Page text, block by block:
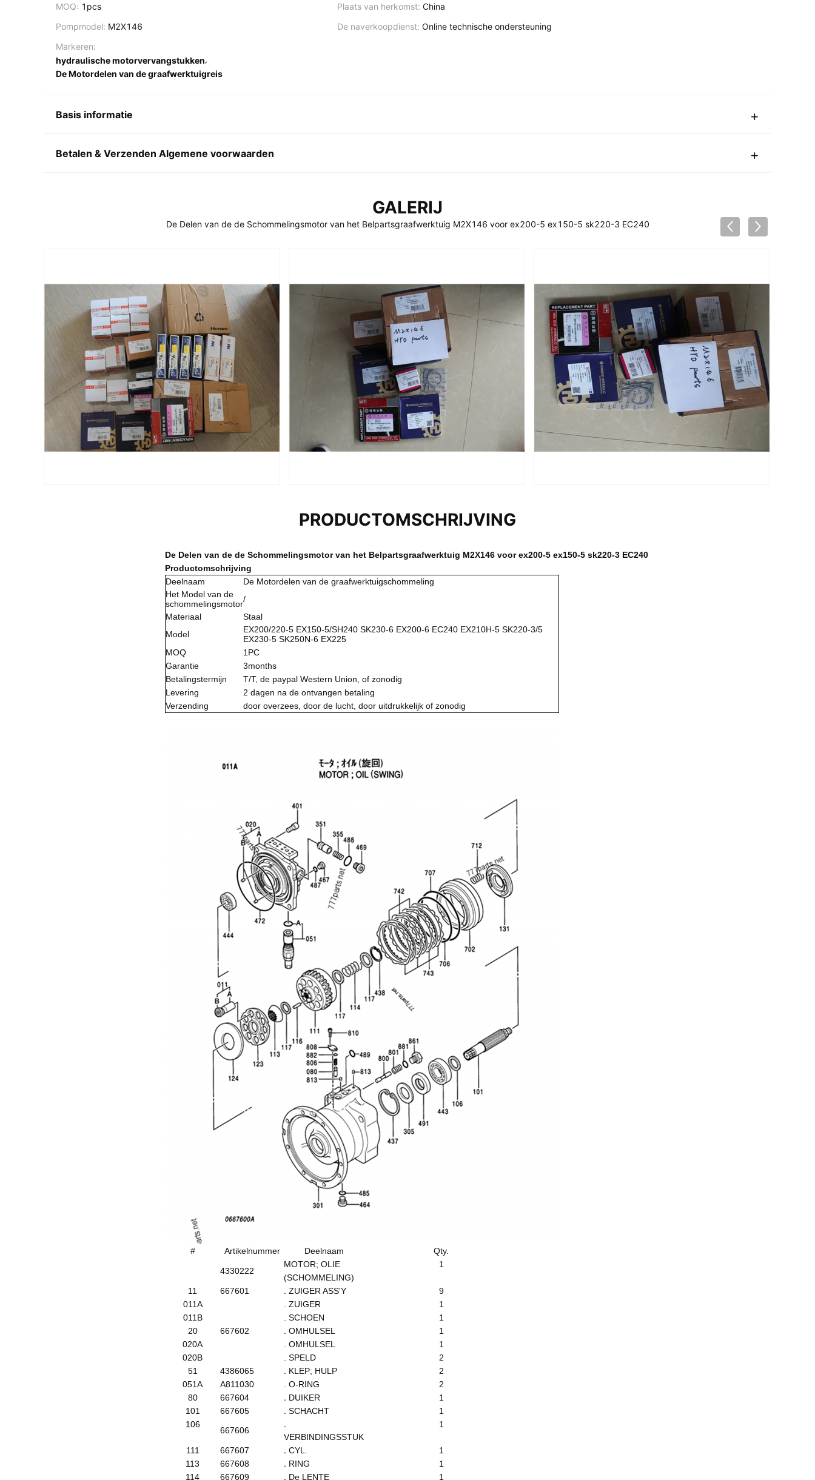
MOQ: 1pcs Plaats van herkomst: China
Pompmodel: M2X146 De naverkoopdienst: Online technische ondersteuning
Markeren:
hydraulische motorvervangstukken,
De Motordelen van de graafwerktuigreis
Basis informatie
Betalen & Verzenden Algemene voorwaarden
GALERIJ
De Delen van de de Schommelingsmotor van het Belpartsgraafwerktuig M2X146 voor ex200-5 ex150-5 sk220-3 EC240
PRODUCTOMSCHRIJVING
De Delen van de de Schommelingsmotor van het Belpartsgraafwerktuig M2X146 voor ex200-5 ex150-5 sk220-3 EC240
Productomschrijving
Deelnaam
De Motordelen van de graafwerktuigschommeling
Het Model van de
schommelingsmotor/
Materiaal
Staal
Model
EX200/220-5 EX150-5/SH240 SK230-6 EX200-6 EC240 EX210H-5 SK220-3/5
EX230-5 SK250N-6 EX225
MOQ
1PC
Garantie
3months
Betalingstermijn
T/T, de paypal Western Union, of zonodig
Levering
2 dagen na de ontvangen betaling
Verzending
door overzees, door de lucht, door uitdrukkelijk of zonodig
# Artikelnummer Deelnaam Qty.
4330222
MOTOR; OLIE
(SCHOMMELING)
1
11 667601 . ZUIGER ASS'Y
9
011A
. ZUIGER
1
011B
. SCHOEN
1
20
667602 . OMHULSEL
1
020A
. OMHULSEL
1
020B
. SPELD
2
51
4386065 . KLEP; HULP
2
051A
A811030 . O-RING
2
80
667604 . DUIKER
1
101
667605 . SCHACHT
1
106
667606
.
VERBINDINGSSTUK
1
111 667607 . CYL.
1
113
667608 . RING
1
114
667609 . De LENTE 1